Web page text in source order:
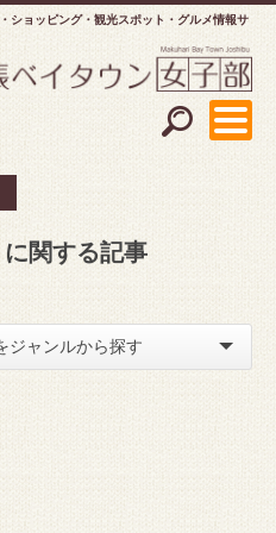
ショッピング
観光スポット・グルメ情報サ
関する記事
ジャンルから探す